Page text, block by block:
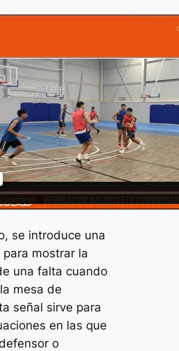
se introduce una
para mostrar la
una falta cuando
mesa de
señal sirve para
en las que
o